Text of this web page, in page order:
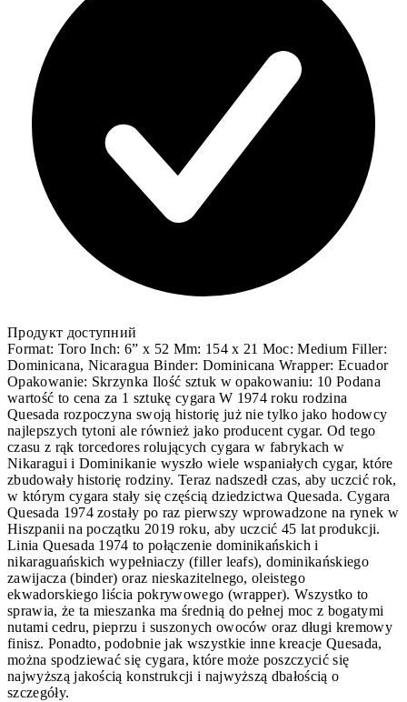
Продукт доступний
Format: Toro Inch: 6” x 52 Mm: 154 x 21 Moc: Medium Filler:
Dominicana, Nicaragua Binder: Dominicana Wrapper: Ecuador
Opakowanie: Skrzynka Ilość sztuk w opakowaniu: 10 Podana
wartość to cena za 1 sztukę cygara W 1974 roku rodzina
Quesada rozpoczyna swoją historię już nie tylko jako hodowcy
najlepszych tytoni ale również jako producent cygar. Od tego
czasu z rąk torcedores rolujących cygara w fabrykach w
Nikaragui i Dominikanie wyszło wiele wspaniałych cygar, które
zbudowały historię rodziny. Teraz nadszedł czas, aby uczcić rok,
w którym cygara stały się częścią dziedzictwa Quesada. Cygara
Quesada 1974 zostały po raz pierwszy wprowadzone na rynek w
Hiszpanii na początku 2019 roku, aby uczcić 45 lat produkcji.
Linia Quesada 1974 to połączenie dominikańskich i
nikaraguańskich wypełniaczy (filler leafs), dominikańskiego
zawijacza (binder) oraz nieskazitelnego, oleistego
ekwadorskiego liścia pokrywowego (wrapper). Wszystko to
sprawia, że ta mieszanka ma średnią do pełnej moc z bogatymi
nutami cedru, pieprzu i suszonych owoców oraz długi kremowy
finisz. Ponadto, podobnie jak wszystkie inne kreacje Quesada,
można spodziewać się cygara, które może poszczycić się
najwyższą jakością konstrukcji i najwyższą dbałością o
szczegóły.